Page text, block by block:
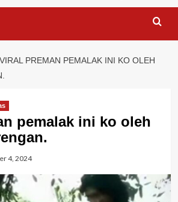
VIRAL PREMAN PEMALAK INI KO OLEH
pemalak ini ko oleh
4, 2024